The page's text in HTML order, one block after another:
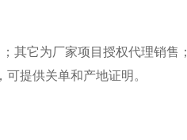
其它为厂家项目授权代理销售；
提供关单和产地证明。